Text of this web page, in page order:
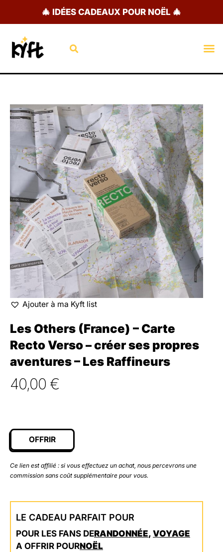
🎄 IDÉES CADEAUX POUR NOËL 🎄
Rechercher
Ajouter à ma Kyft list
Les Others (France) – Carte
Recto Verso – créer ses propres
aventures – Les Raffineurs
40,00 €
OFFRIR
Ce lien est affilié : si vous effectuez un achat, nous percevrons une
commission sans coût supplémentaire pour vous.
LE CADEAU PARFAIT POUR
POUR LES FANS DERANDONNÉE, VOYAGE
A OFFRIR POURNOËL